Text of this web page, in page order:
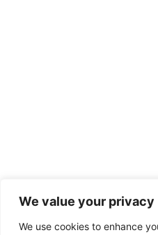
We value your privacy
We use cookies to enhance